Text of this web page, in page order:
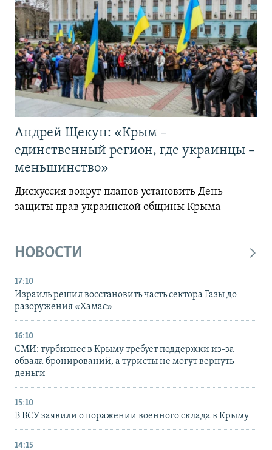
Андрей Щекун: «Крым –
единственный регион, где украинцы –
меньшинство»
Дискуссия вокруг планов установить День
защиты прав украинской общины Крыма
НОВОСТИ
17:10
Израиль решил восстановить часть сектора Газы до
разоружения «Хамас»
16:10
СМИ: турбизнес в Крыму требует поддержки из-за
обвала бронирований, а туристы не могут вернуть
деньги
15:10
В ВСУ заявили о поражении военного склада в Крыму
14:15